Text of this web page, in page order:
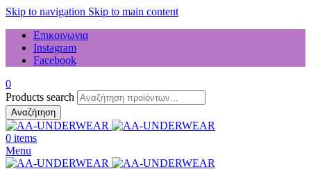
Skip to navigation Skip to main content
Επικοινωνια
Instagram
Facebook
0
Products search
Αναζήτηση
0 items
Menu